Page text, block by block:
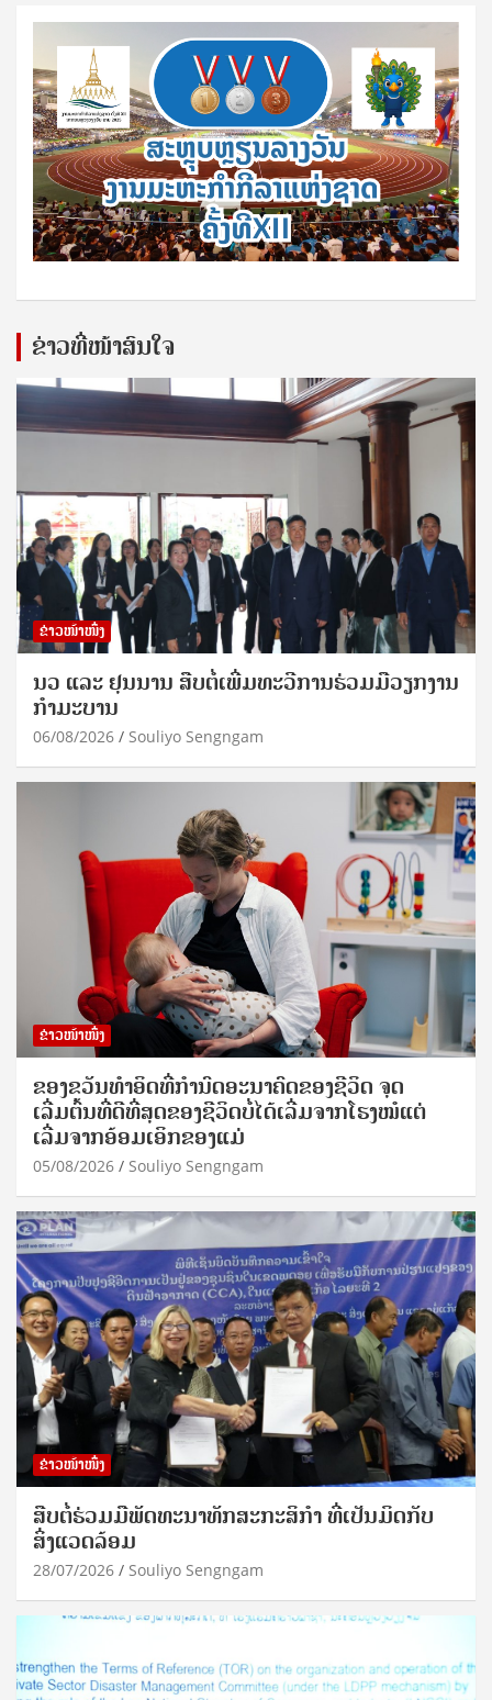
ຂ່າວທີ່ໜ້າສົນໃຈ
ຂ່າວໜ້າໜຶ່ງ
ນວ ແລະ ຢຸນນານ ສືບຕໍ່ເພີ່ມທະວີການຮ່ວມມືວຽກງານ
ກຳມະບານ
06/08/2026 Souliyo Sengngam
ຂ່າວໜ້າໜຶ່ງ
ຂອງຂວັນທໍາອິດທີ່ກໍານົດອະນາຄົດຂອງຊີວິດ ຈຸດ
ເລີ່ມຕົ້ນທີ່ດີທີ່ສຸດຂອງຊີວິດບໍ່ໄດ້ເລີ່ມຈາກໂຮງໝໍແຕ່
ເລີ່ມຈາກອ້ອມເອິກຂອງແມ່
05/08/2026 Souliyo Sengngam
ຂ່າວໜ້າໜຶ່ງ
ສືບຕໍ່ຮ່ວມມືພັດທະນາທັກສະກະສິກຳ ທີ່ເປັນມິດກັບ
ສິ່ງແວດລ້ອມ
28/07/2026 Souliyo Sengngam